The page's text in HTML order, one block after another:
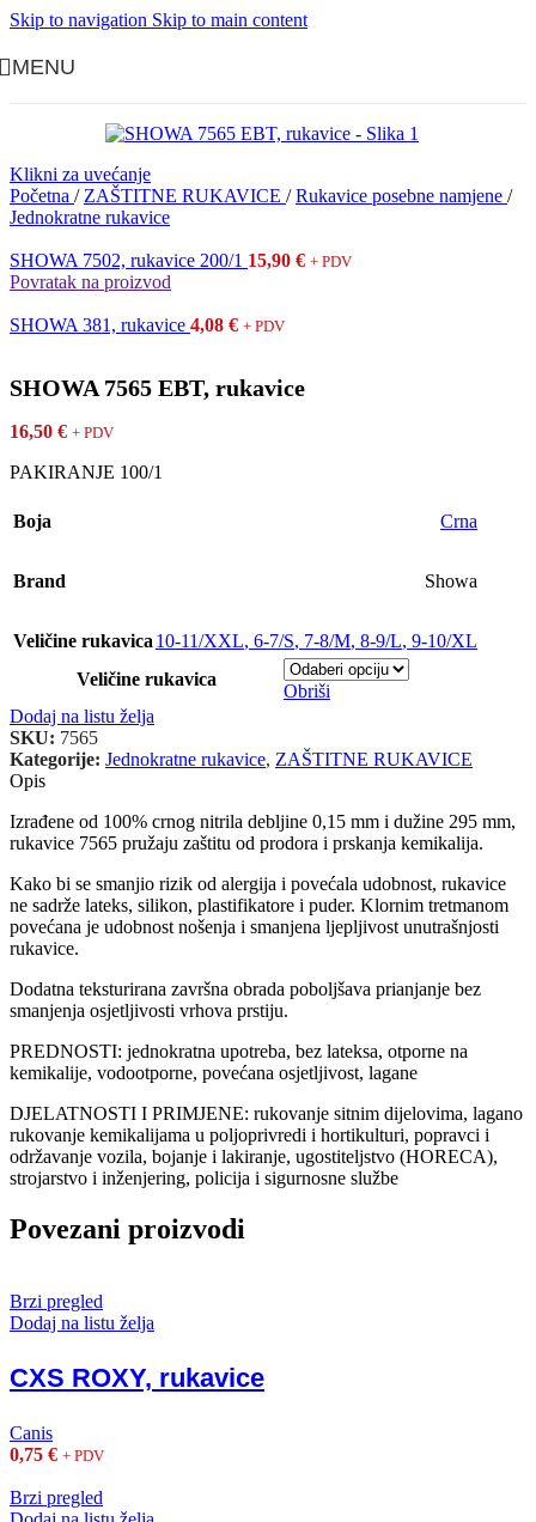
Skip to navigation Skip to main content
MENU
Klikni za uvećanje
Početna / ZAŠTITNE RUKAVICE / Rukavice posebne namjene /
Jednokratne rukavice
SHOWA 7502, rukavice 200/1 15,90 € + PDV
Povratak na proizvod
SHOWA 381, rukavice 4,08 € + PDV
SHOWA 7565 EBT, rukavice
16,50 € + PDV
PAKIRANJE 100/1
Boja Crna
Brand Showa
Veličine rukavica 10-11/XXL, 6-7/S, 7-8/M, 8-9/L, 9-10/XL
Veličine rukavica
Obriši
Dodaj na listu želja
SKU: 7565
Kategorije: Jednokratne rukavice, ZAŠTITNE RUKAVICE
Opis
Izrađene od 100% crnog nitrila debljine 0,15 mm i dužine 295 mm,
rukavice 7565 pružaju zaštitu od prodora i prskanja kemikalija.
Kako bi se smanjio rizik od alergija i povećala udobnost, rukavice
ne sadrže lateks, silikon, plastifikatore i puder. Klornim tretmanom
povećana je udobnost nošenja i smanjena ljepljivost unutrašnjosti
rukavice.
Dodatna teksturirana završna obrada poboljšava prianjanje bez
smanjenja osjetljivosti vrhova prstiju.
PREDNOSTI: jednokratna upotreba, bez lateksa, otporne na
kemikalije, vodootporne, povećana osjetljivost, lagane
DJELATNOSTI I PRIMJENE: rukovanje sitnim dijelovima, lagano
rukovanje kemikalijama u poljoprivredi i hortikulturi, popravci i
održavanje vozila, bojanje i lakiranje, ugostiteljstvo (HORECA),
strojarstvo i inženjering, policija i sigurnosne službe
Povezani proizvodi
Brzi pregled
Dodaj na listu želja
CXS ROXY, rukavice
Canis
0,75 € + PDV
Brzi pregled